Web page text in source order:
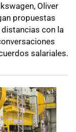
Oliver
propuestas
con la
salariales.